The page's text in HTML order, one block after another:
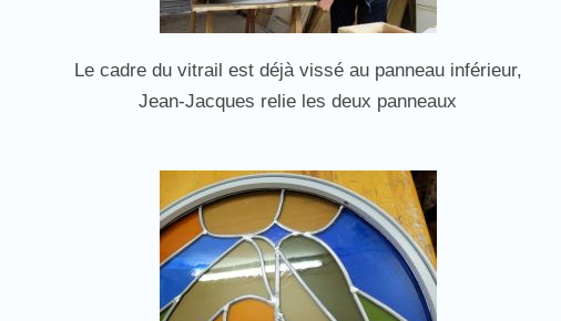
Le cadre du vitrail est déjà vissé au panneau inférieur,
Jean-Jacques relie les deux panneaux